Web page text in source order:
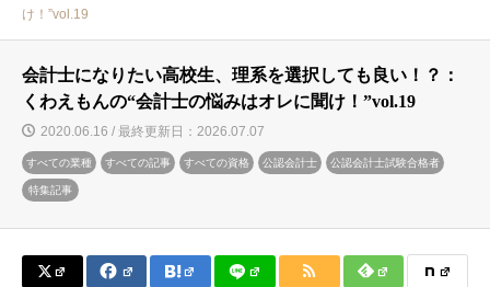
け！”vol.19
会計士になりたい高校生、理系を選択しても良い！？：
くわえもんの“会計士の悩みはオレに聞け！”vol.19
2020.06.16 / 最終更新日：2026.07.07
すべての業種 すべての記事 すべての資格 公認会計士 公認会計士試験合格者
特集記事